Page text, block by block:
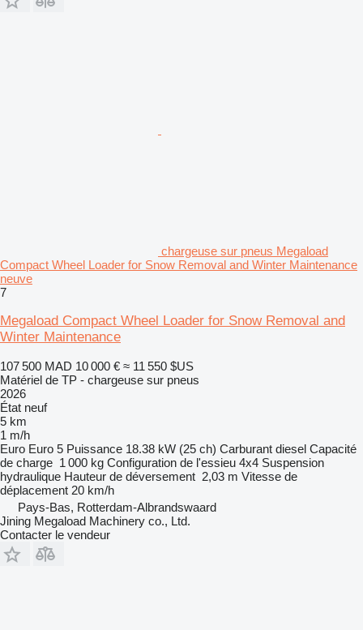
chargeuse sur pneus Megaload
Compact Wheel Loader for Snow Removal and Winter Maintenance
neuve
7
Megaload Compact Wheel Loader for Snow Removal and
Winter Maintenance
107 500 MAD 10 000 € ≈ 11 550 $US
Matériel de TP - chargeuse sur pneus
2026
État neuf
5 km
1 m/h
Euro Euro 5 Puissance 18.38 kW (25 ch) Carburant diesel Capacité
de charge 1 000 kg Configuration de l'essieu 4x4 Suspension
hydraulique Hauteur de déversement 2,03 m Vitesse de
déplacement 20 km/h
Pays-Bas, Rotterdam-Albrandswaard
Jining Megaload Machinery co., Ltd.
Contacter le vendeur